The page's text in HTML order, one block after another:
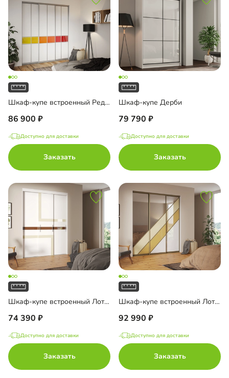
Шкаф-купе встроенный Рединг-7
86 900
Доступно для доставки
Заказать
Шкаф-купе Дерби
79 790
Доступно для доставки
Заказать
Шкаф-купе встроенный Лотон-15
74 390
Доступно для доставки
Заказать
Шкаф-купе встроенный Лотон-21
92 990
Доступно для доставки
Заказать